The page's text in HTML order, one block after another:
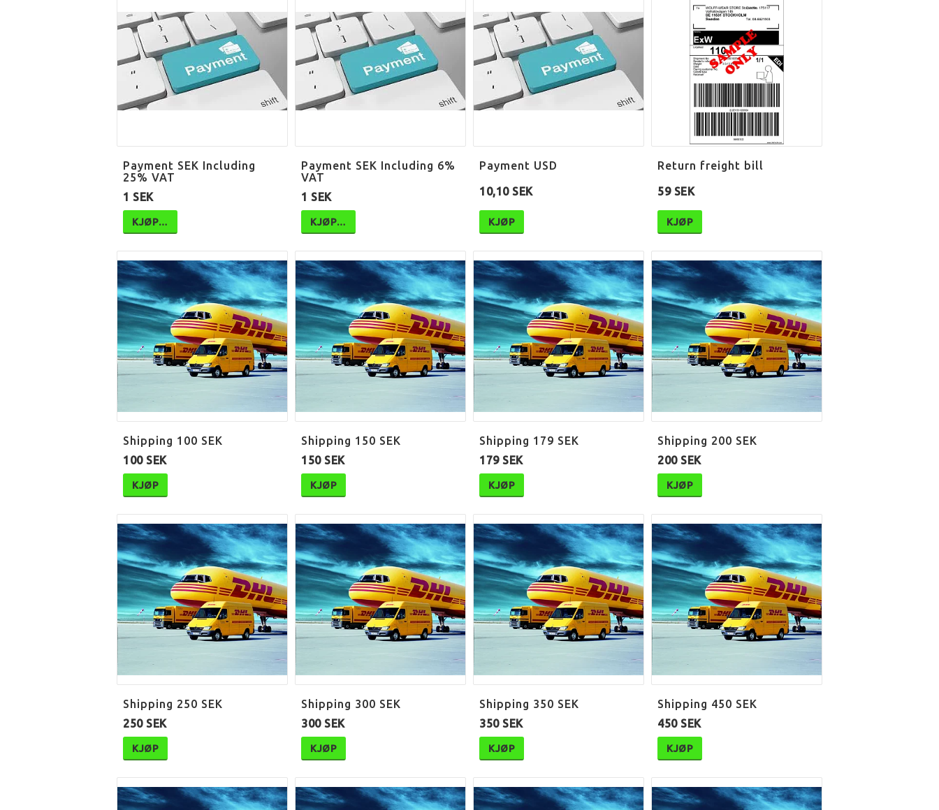
Payment SEK Including
25% VAT
1 SEK
KJØP…
Payment SEK Including 6%
VAT
1 SEK
KJØP…
Payment USD
10,10 SEK
KJØP
Return freight bill
59 SEK
KJØP
Shipping 100 SEK
100 SEK
KJØP
Shipping 150 SEK
150 SEK
KJØP
Shipping 179 SEK
179 SEK
KJØP
Shipping 200 SEK
200 SEK
KJØP
Shipping 250 SEK
250 SEK
KJØP
Shipping 300 SEK
300 SEK
KJØP
Shipping 350 SEK
350 SEK
KJØP
Shipping 450 SEK
450 SEK
KJØP